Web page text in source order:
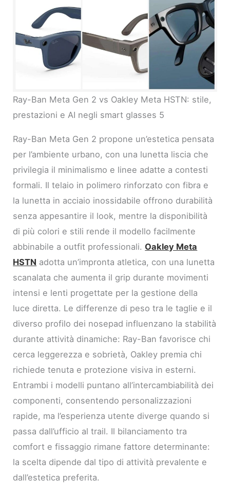
Ray-Ban Meta Gen 2 vs Oakley Meta HSTN: stile,
prestazioni e AI negli smart glasses 5
Ray-Ban Meta Gen 2 propone un’estetica pensata
per l’ambiente urbano, con una lunetta liscia che
privilegia il minimalismo e linee adatte a contesti
formali. Il telaio in polimero rinforzato con fibra e
la lunetta in acciaio inossidabile offrono durabilità
senza appesantire il look, mentre la disponibilità
di più colori e stili rende il modello facilmente
abbinabile a outfit professionali. Oakley Meta
HSTN adotta un’impronta atletica, con una lunetta
scanalata che aumenta il grip durante movimenti
intensi e lenti progettate per la gestione della
luce diretta. Le differenze di peso tra le taglie e il
diverso profilo dei nosepad influenzano la stabilità
durante attività dinamiche: Ray-Ban favorisce chi
cerca leggerezza e sobrietà, Oakley premia chi
richiede tenuta e protezione visiva in esterni.
Entrambi i modelli puntano all’intercambiabilità dei
componenti, consentendo personalizzazioni
rapide, ma l’esperienza utente diverge quando si
passa dall’ufficio al trail. Il bilanciamento tra
comfort e fissaggio rimane fattore determinante:
la scelta dipende dal tipo di attività prevalente e
dall’estetica preferita.